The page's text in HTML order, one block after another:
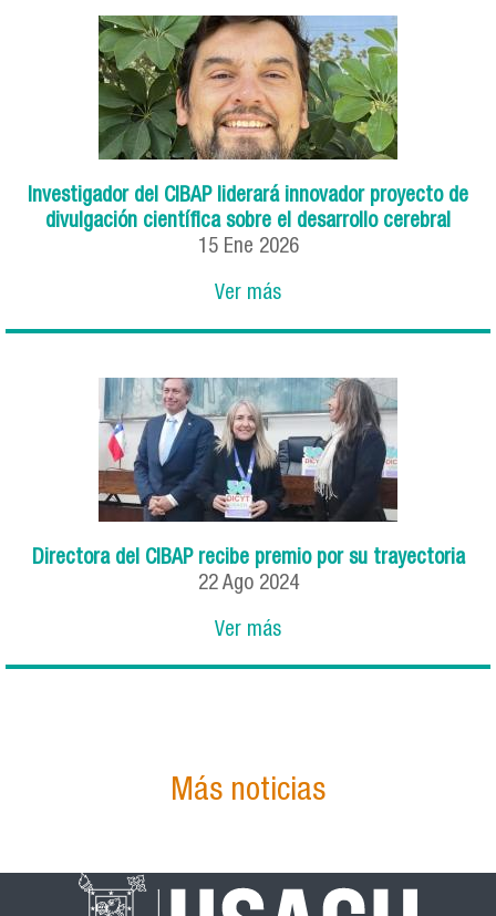
Investigador del CIBAP liderará innovador proyecto de
divulgación científica sobre el desarrollo cerebral
15 Ene 2026
Ver más
Directora del CIBAP recibe premio por su trayectoria
22 Ago 2024
Ver más
Más noticias